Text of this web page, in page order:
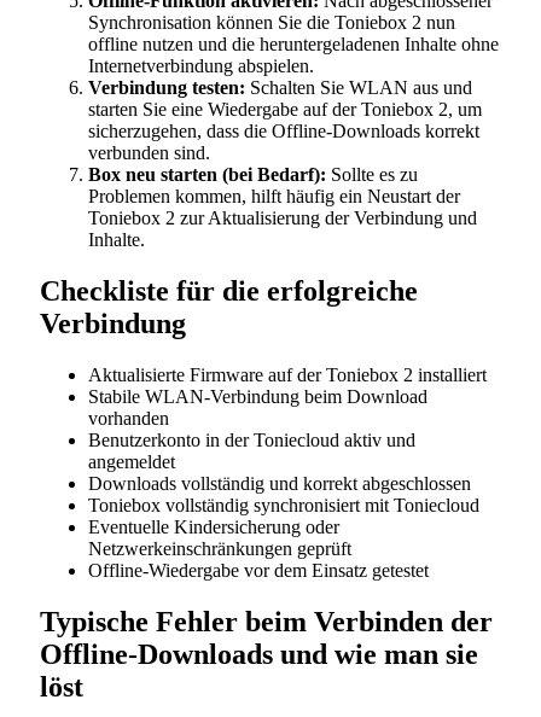
Synchronisation können Sie die Toniebox 2 nun
offline nutzen und die heruntergeladenen Inhalte ohne
Internetverbindung abspielen.
Verbindung testen: Schalten Sie WLAN aus und
starten Sie eine Wiedergabe auf der Toniebox 2, um
sicherzugehen, dass die Offline-Downloads korrekt
verbunden sind.
Box neu starten (bei Bedarf): Sollte es zu
Problemen kommen, hilft häufig ein Neustart der
Toniebox 2 zur Aktualisierung der Verbindung und
Inhalte.
Checkliste für die erfolgreiche
Verbindung
Aktualisierte Firmware auf der Toniebox 2 installiert
Stabile WLAN-Verbindung beim Download
vorhanden
Benutzerkonto in der Toniecloud aktiv und
angemeldet
Downloads vollständig und korrekt abgeschlossen
Toniebox vollständig synchronisiert mit Toniecloud
Eventuelle Kindersicherung oder
Netzwerkeinschränkungen geprüft
Offline-Wiedergabe vor dem Einsatz getestet
Typische Fehler beim Verbinden der
Offline-Downloads und wie man sie
löst